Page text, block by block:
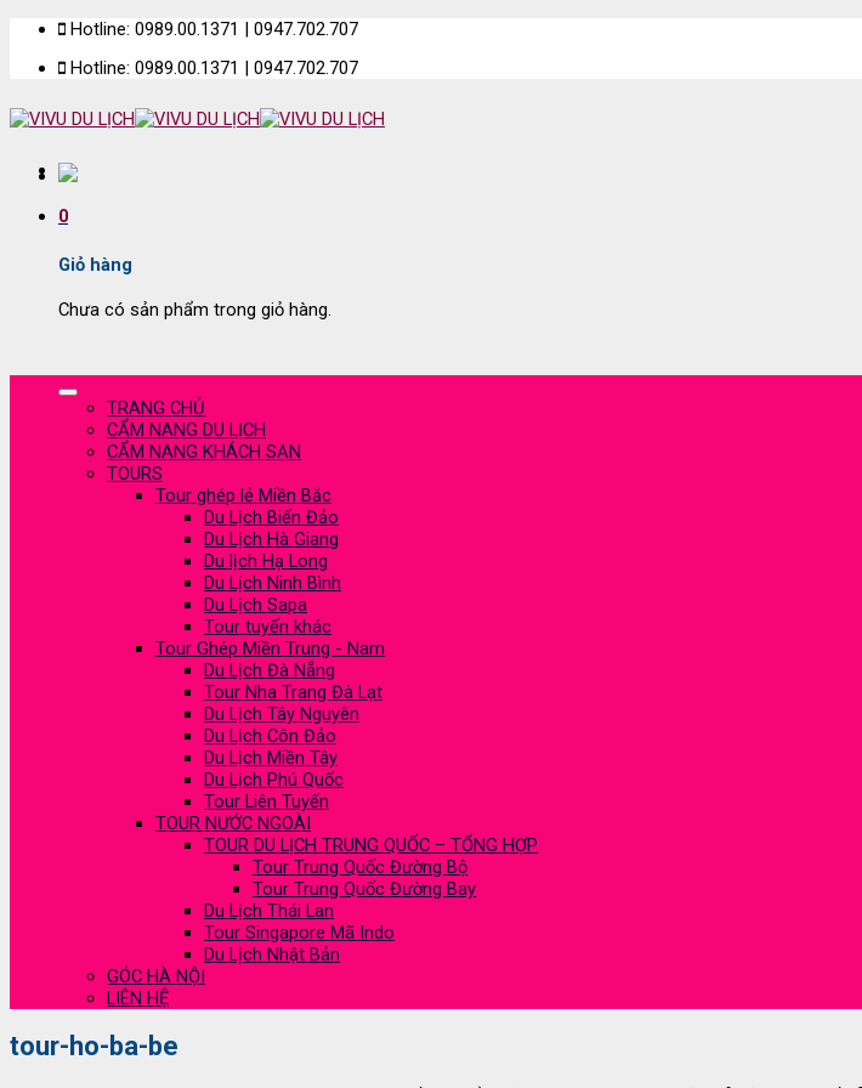
Skip
content
Hotline: 0989.00.1371 | 0947.702.707
Hotline: 0989.00.1371 | 0947.702.707
0
Giỏ hàng
Chưa có sản phẩm trong giỏ hàng.
TRANG CHỦ
CẨM NANG DU LỊCH
CẨM NANG KHÁCH SẠN
TOURS
Tour ghép lẻ Miền Bắc
Du Lịch Biển Đảo
Du Lịch Hà Giang
Du lịch Hạ Long
Du Lịch Ninh Bình
Du Lịch Sapa
Tour tuyến khác
Tour Ghép Miền Trung - Nam
Du Lịch Đà Nẵng
Tour Nha Trang Đà Lạt
Du Lịch Tây Nguyên
Du Lịch Côn Đảo
Du Lịch Miền Tây
Du Lịch Phú Quốc
Tour Liên Tuyến
TOUR NƯỚC NGOÀI
TOUR DU LỊCH TRUNG QUỐC – TỔNG HỢP
Tour Trung Quốc Đường Bộ
Tour Trung Quốc Đường Bay
Du Lịch Thái Lan
Tour Singapore Mã Indo
Du Lịch Nhật Bản
GÓC HÀ NỘI
LIÊN HỆ
tour-ho-ba-be